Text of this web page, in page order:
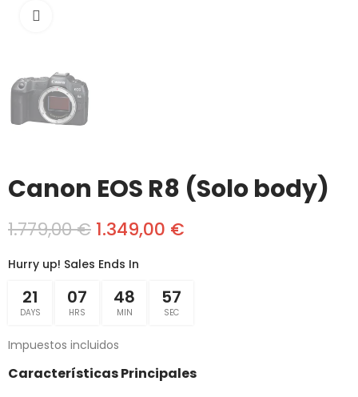
Canon EOS R8 (Solo body)
1.779,00 € 1.349,00 €
Hurry up! Sales Ends In
21
DAYS
07
HRS
48
MIN
57
SEC
Impuestos incluidos
Características Principales